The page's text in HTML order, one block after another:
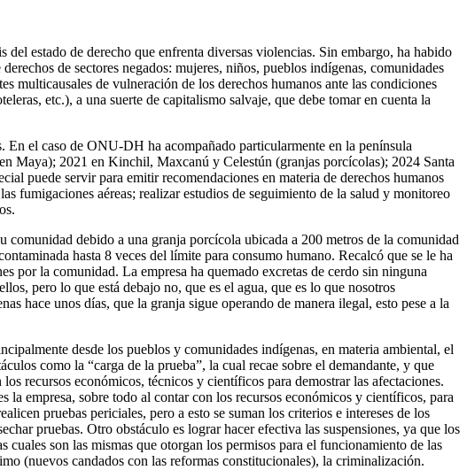
estado de derecho que enfrenta diversas violencias. Sin embargo, ha habido
de sectores negados: mujeres, niños, pueblos indígenas, comunidades
multicausales de vulneración de los derechos humanos ante las condiciones
etc.), a una suerte de capitalismo salvaje, que debe tomar en cuenta la
el caso de ONU-DH ha acompañado particularmente en la península
Maya); 2021 en Kinchil, Maxcanú y Celestún (granjas porcícolas); 2024 Santa
puede servir para emitir recomendaciones en materia de derechos humanos
fumigaciones aéreas; realizar estudios de seguimiento de la salud y monitoreo
debido a una granja porcícola ubicada a 200 metros de la comunidad
hasta 8 veces del límite para consumo humano. Recalcó que se le ha
por la comunidad. La empresa ha quemado excretas de cerdo sin ninguna
pero lo que está debajo no, que es el agua, que es lo que nosotros
hace unos días, que la granja sigue operando de manera ilegal, esto pese a la
desde los pueblos y comunidades indígenas, en materia ambiental, el
como la “carga de la prueba”, la cual recae sobre el demandante, y que
recursos económicos, técnicos y científicos para demostrar las afectaciones.
la empresa, sobre todo al contar con los recursos económicos y científicos, para
pruebas periciales, pero a esto se suman los criterios e intereses de los
pruebas. Otro obstáculo es lograr hacer efectiva las suspensiones, ya que los
cuales son las mismas que otorgan los permisos para el funcionamiento de las
(nuevos candados con las reformas constitucionales), la criminalización.